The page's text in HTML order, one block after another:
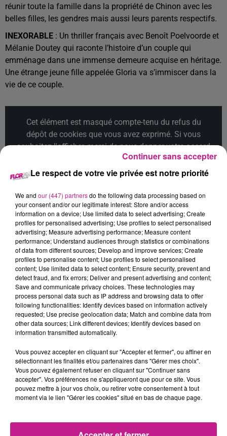
réunir toute la famille dans la propriété de Chinon avec les
belles filles, les gendres mais aussi leurs parents respectifs.
INEXORABLE : Un thriller français avec Benoît Poelvoorde et
Mélanie Doutey qui raconte l’histoire d’un couple qui
emménage dans une immense demeure acquise en héritage.
Une étrange jeune fille appelée Gloria va s’immiscer dans la
vie de ce couple.
Cet élément est masqué compte-tenu du refus du
dépôt de cookies que vous avez exprimé. Si vous
souhaitez l'afficher, merci de nous donner votre accord
en cliquant sur le bouton ci-dessous.
Cet élément est masqué compte-tenu du refus du
dépôt de cookies que vous avez exprimé. Si vous
souhaitez l'afficher, merci de nous donner votre accord
en cliquant sur le bouton ci-dessous.
Afficher l'élément
TITRES DIFFUSÉS Voir plus
12h53
12h53
Free
12h50
12h50
Turn Around
12h47
12h47
Ete Avec Toi
Le respect de votre vie privée est notre priorité
We and our (447) partnersdo the following data processing based on
your consent and/or our legitimate interest: Store and/or access
information on a device; Use limited data to select advertising; Create
profiles for personalised advertising; Use profiles to select personalised
advertising; Measure advertising performance; Measure content
performance; Understand audiences through statistics or combinations
of data from different sources; Develop and improve services; Create
profiles to personalise content; Use profiles to select personalised
content; Use limited data to select content; Ensure security, prevent and
detect fraud, and fix errors; Deliver and present advertising and content;
Save and communicate privacy choices. These technologies may
process personal data such as IP address and browsing data to offer
following functionalities: Identify devices based on information actively
requested; Use precise geolocation data; Match and combine data from
other data sources; Link different devices; Identify devices based on
information transmitted automatically.
Vous pouvez accepter en cliquant sur "Accepter et fermer", ou affiner en
sélectionnant les finalités et/ou partenaires dans "Gérer mes choix".
Vous pouvez également refuser en cliquant sur "Continuer sans
accepter". Vos préférences ne s'appliqueront que pour ce site. Vous
pouvez mettre à jour vos choix, ou retirer votre consentement à tout
moment via le lien "Gérer les cookies" situé en bas de chaque page.
Continuer sans accepter